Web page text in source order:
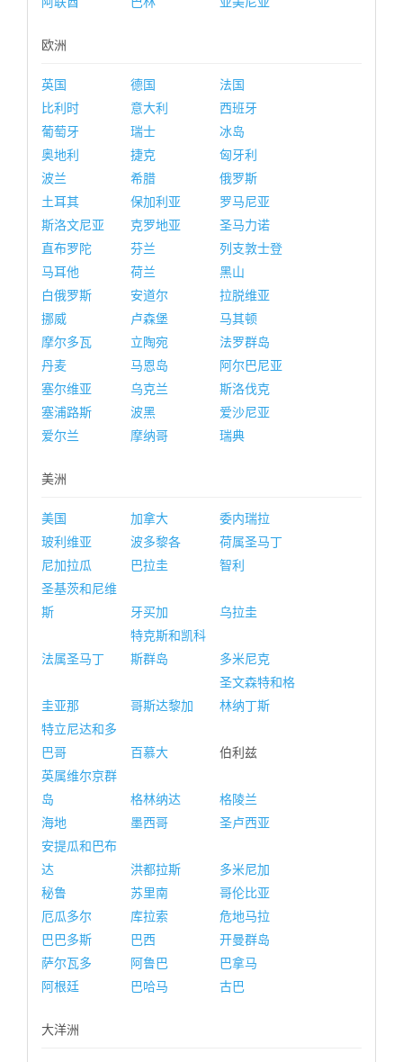
欧洲
英国 德国
法国
比利时
意大利
西班牙
葡萄牙
瑞士
冰岛
奥地利
捷克
匈牙利
波兰
希腊
俄罗斯
土耳其
保加利亚
罗马尼亚
斯洛文尼亚
克罗地亚
圣马力诺
直布罗陀
芬兰
列支敦士登
马耳他
荷兰
黑山
白俄罗斯
安道尔
拉脱维亚
挪威
卢森堡
马其顿
摩尔多瓦
立陶宛
法罗群岛
丹麦
马恩岛
阿尔巴尼亚
塞尔维亚
乌克兰
斯洛伐克
塞浦路斯
波黑
爱沙尼亚
爱尔兰
摩纳哥 瑞典
美洲
美国 加拿大
委内瑞拉
玻利维亚
波多黎各
荷属圣马丁
尼加拉瓜
巴拉圭
智利
圣基茨和尼维
斯
牙买加 乌拉圭
法属圣马丁
特克斯和凯科
斯群岛
多米尼克
圭亚那 哥斯达黎加
圣文森特和格
林纳丁斯
特立尼达和多
巴哥
百慕大
伯利兹
英属维尔京群
岛
格林纳达
格陵兰
海地
墨西哥
圣卢西亚
安提瓜和巴布
达
洪都拉斯
多米尼加
秘鲁
苏里南
哥伦比亚
厄瓜多尔
库拉索
危地马拉
巴巴多斯
巴西
开曼群岛
萨尔瓦多
阿鲁巴
巴拿马
阿根廷
巴哈马 古巴
大洋洲